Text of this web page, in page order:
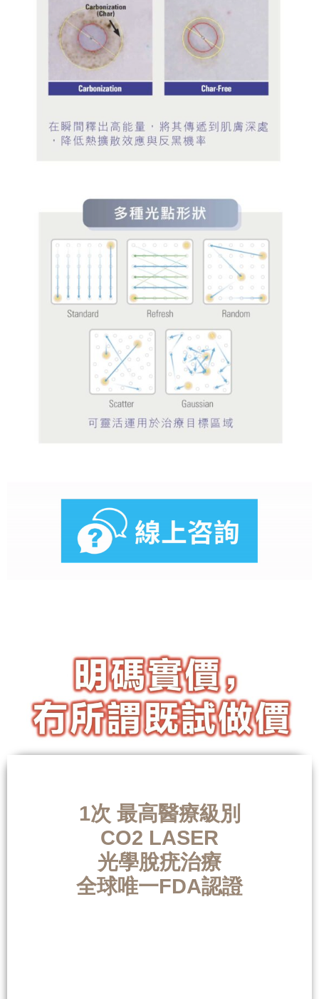
1次 最高醫療級別
CO2 LASER
光學脫疣治療
全球唯一FDA認證